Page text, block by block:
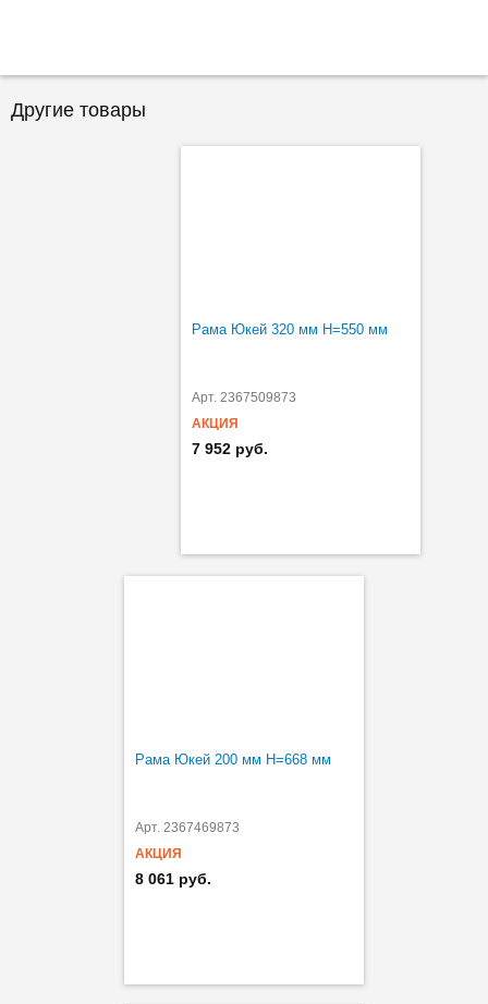
Другие товары
Рама Юкей 320 мм H=550 мм
Арт. 2367509873
АКЦИЯ
7 952 руб.
Рама Юкей 200 мм H=668 мм
Арт. 2367469873
АКЦИЯ
8 061 руб.